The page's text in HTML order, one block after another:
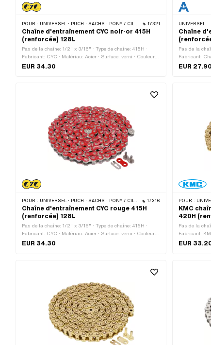
POUR : UNIVERSEL · PUCH · SACHS · PONY / CILO (BÊTA 521 & 512) · ZÜNDAPP BELMONDO · TOMOS · BYE BIKE 17321
Chaîne d'entraînement CYC noir-or 415H
(renforcée) 128L
Pas de la chaîne: 1/2" x 3/16" · Type de chaîne: 415H ·
Fabricant: CYC · Matériau: Acier · Surface: verni · Couleur:
noir · Couleur: or · Nombre de maillons: 128 pcs ·
EUR 34.30
UNIVERSEL
Chaîne
Pas de la
Fabricant:
Nombre de
EUR 27.90
POUR : UNIVERSEL · PUCH · SACHS · PONY / CILO (BÊTA 521 & 512) · ZÜNDAPP BELMONDO · TOMOS · BYE BIKE 17316
Chaîne d'entraînement CYC rouge 415H
(renforcée) 128L
Pas de la chaîne: 1/2" x 3/16" · Type de chaîne: 415H ·
Fabricant: CYC · Matériau: Acier · Surface: verni · Couleur:
rouge · Nombre de maillons: 128 pcs · Circonférence de
EUR 34.30
POUR :
KMC
420H
Pas de la
Fabricant:
or · Nombre
EUR